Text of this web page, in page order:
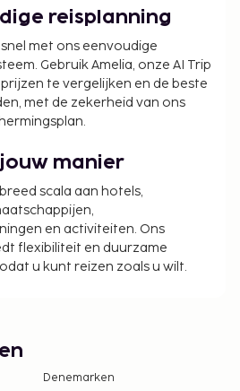
reisplanning
snel met ons eenvoudige
Gebruik Amelia, onze AI Trip
prijzen te vergelijken en de beste
met de zekerheid van ons
jouw manier
scala aan hotels,
en activiteiten. Ons
flexibiliteit en duurzame
u kunt reizen zoals u wilt.
Denemarken